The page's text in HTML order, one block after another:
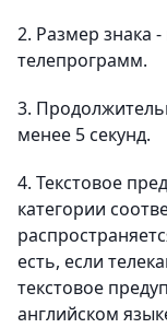
2. Размер знака
телепрограмм.
3.
менее 5 секунд.
4. Текстовое
категории
есть, если
текстовое
английском